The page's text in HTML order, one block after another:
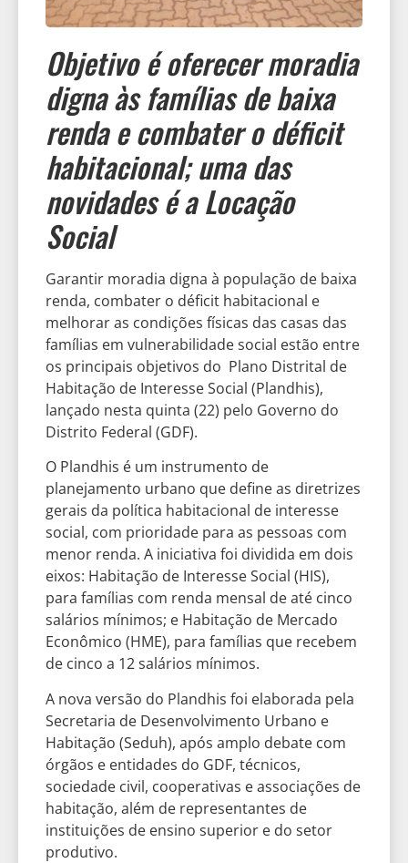
Objetivo é oferecer moradia
digna às famílias de baixa
renda e combater o déficit
habitacional; uma das
novidades é a Locação
Social
Garantir moradia digna à população de baixa
renda, combater o déficit habitacional e
melhorar as condições físicas das casas das
famílias em vulnerabilidade social estão entre
os principais objetivos do Plano Distrital de
Habitação de Interesse Social (Plandhis),
lançado nesta quinta (22) pelo Governo do
Distrito Federal (GDF).
O Plandhis é um instrumento de
planejamento urbano que define as diretrizes
gerais da política habitacional de interesse
social, com prioridade para as pessoas com
menor renda. A iniciativa foi dividida em dois
eixos: Habitação de Interesse Social (HIS),
para famílias com renda mensal de até cinco
salários mínimos; e Habitação de Mercado
Econômico (HME), para famílias que recebem
de cinco a 12 salários mínimos.
A nova versão do Plandhis foi elaborada pela
Secretaria de Desenvolvimento Urbano e
Habitação (Seduh), após amplo debate com
órgãos e entidades do GDF, técnicos,
sociedade civil, cooperativas e associações de
habitação, além de representantes de
instituições de ensino superior e do setor
produtivo.